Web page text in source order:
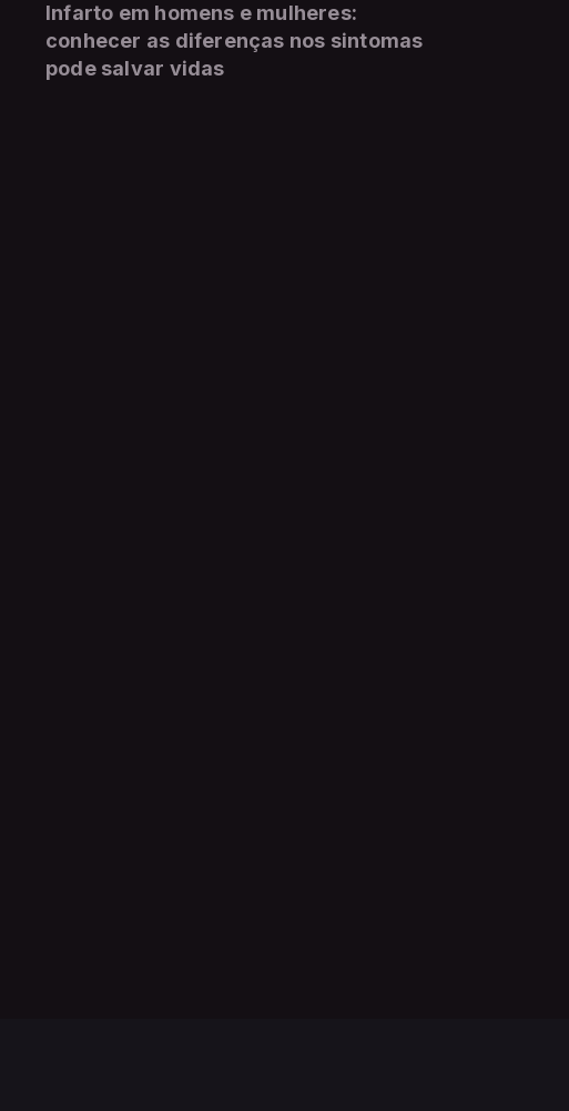
Infarto em homens e mulheres:
conhecer as diferenças nos sintomas
pode salvar vidas